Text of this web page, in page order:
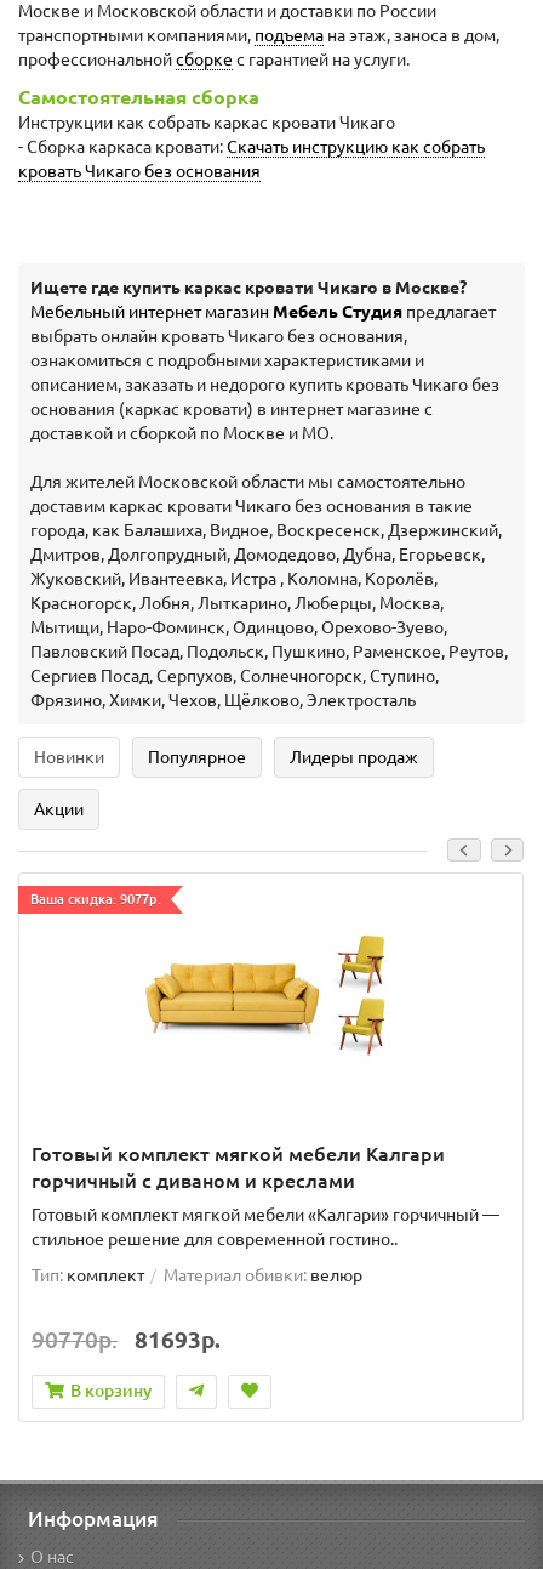
Москве и Московской области и доставки по России
транспортными компаниями, подъема на этаж, заноса в дом,
профессиональнойсборке с гарантией на услуги.
Самостоятельная сборка
Инструкции как собрать каркас кровати Чикаго
- Сборка каркаса кровати:Скачать инструкцию как собрать
кровать Чикаго без основания
Ищете где купить каркас кровати Чикаго в Москве?
Мебельный интернет магазин Мебель Студия предлагает
выбрать онлайн кровать Чикаго без основания,
ознакомиться с подробными характеристиками и
описанием, заказать и недорого купить кровать Чикаго без
основания (каркас кровати) в интернет магазине с
доставкой и сборкой по Москве и МО.
Для жителей Московской области мы самостоятельно
доставим каркас кровати Чикаго без основания в такие
города, как Балашиха, Видное, Воскресенск, Дзержинский,
Дмитров, Долгопрудный, Домодедово, Дубна, Егорьевск,
Жуковский, Ивантеевка, Истра , Коломна, Королёв,
Красногорск, Лобня, Лыткарино, Люберцы, Москва,
Мытищи, Наро-Фоминск, Одинцово, Орехово-Зуево,
Павловский Посад, Подольск, Пушкино, Раменское, Реутов,
Сергиев Посад, Серпухов, Солнечногорск, Ступино,
Фрязино, Химки, Чехов, Щёлково, Электросталь
Новинки Популярное Лидеры продаж
Акции
Ваша скидка: 9077р.
Готовый комплект мягкой мебели Калгари
горчичный с диваном и креслами
Готовый комплект мягкой мебели «Калгари» горчичный —
стильное решение для современной гостино..
Тип: комплект Материал обивки: велюр
90770р. 81693р.
В корзину
Информация
О нас